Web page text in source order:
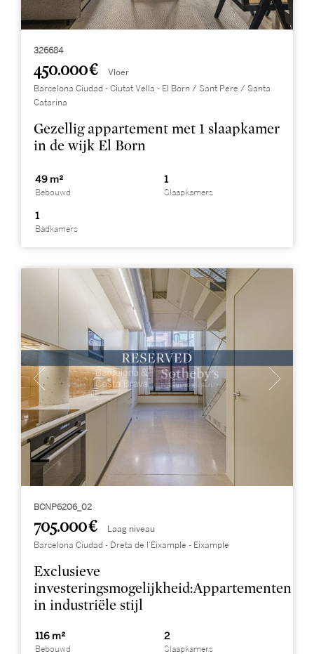
326684
450.000 € Vloer
Barcelona Ciudad - Ciutat Vella - El Born / Sant Pere / Santa
Catarina
Gezellig appartement met 1 slaapkamer
in de wijk El Born
49 m²
Bebouwd
1
Slaapkamers
1
Badkamers
BCNP6206_02
705.000 € Laag niveau
Barcelona Ciudad - Dreta de l’Eixample - Eixample
Exclusieve
investeringsmogelijkheid:Appartementen
in industriële stijl
116 m²
Bebouwd
2
Slaapkamers